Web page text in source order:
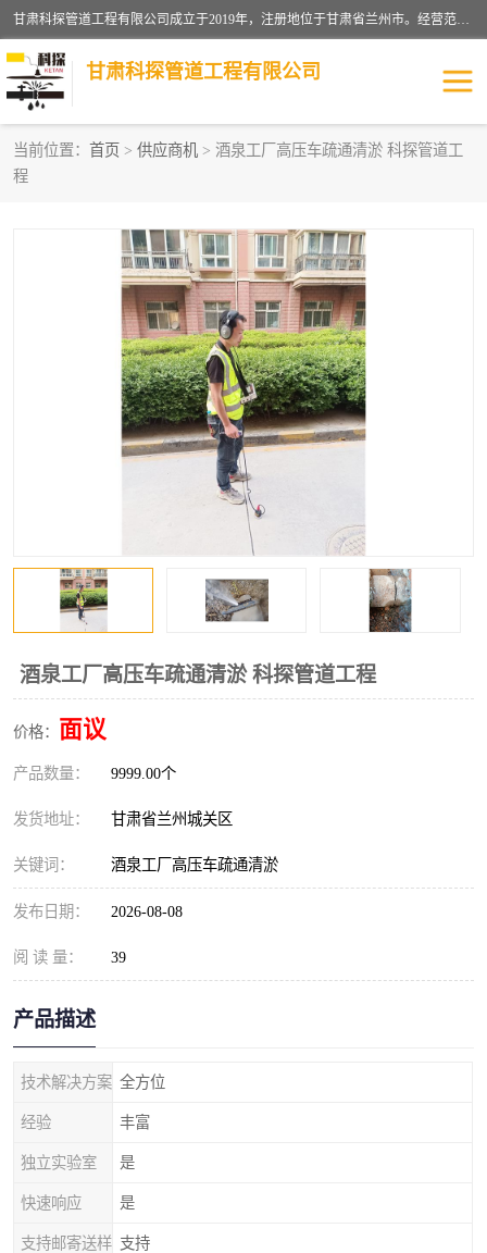
甘肃科探管道工程有限公司成立于2019年，注册地位于甘肃省兰州市。经营范围包括管道安装、清洗、疏通、维修、检测，防水工程，工程钻孔，化粪池清理，暖气安装，给排水管道安装维修，室内外管道如消防、供水、供热管道漏水检测定位，室内外防水堵漏等。
甘肃科探管道工程有限公司
当前位置： 首页 > 供应商机 > 酒泉工厂高压车疏通清淤 科探管道工
程
酒泉工厂高压车疏通清淤 科探管道工程
价格： 面议
产品数量： 9999.00个
发货地址： 甘肃省兰州城关区
关键词： 酒泉工厂高压车疏通清淤
发布日期： 2026-08-08
阅 读 量： 39
产品描述
技术解决方案 全方位
经验 丰富
独立实验室 是
快速响应 是
支持邮寄送样 支持
漏水检查维修 消防管道漏水
供热管道漏水 排水管道漏水
自来水管漏水 管道疏通
高压车疏通清淤